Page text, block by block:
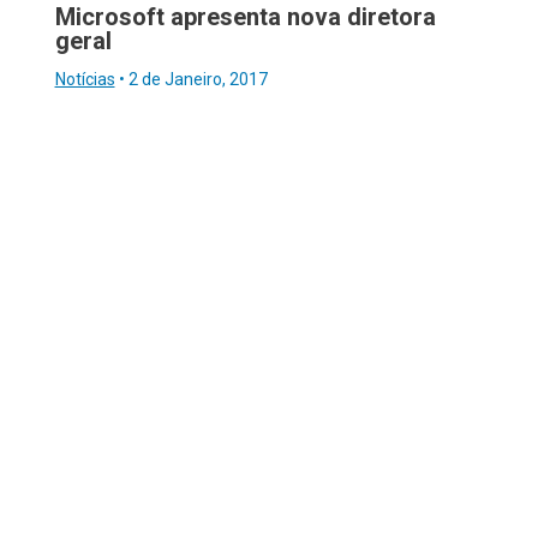
Microsoft apresenta nova diretora
geral
Notícias • 2 de Janeiro, 2017